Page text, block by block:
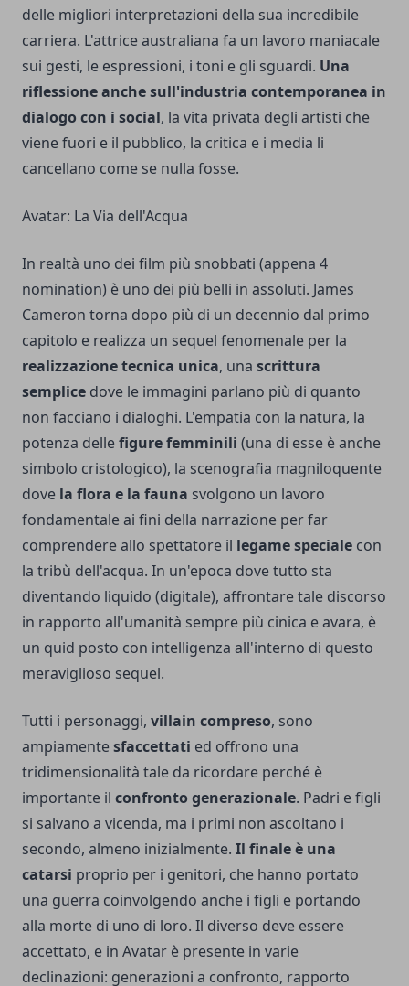
delle migliori interpretazioni della sua incredibile
carriera. L'attrice australiana fa un lavoro maniacale
sui gesti, le espressioni, i toni e gli sguardi. Una
riflessione anche sull'industria contemporanea in
dialogo con i social, la vita privata degli artisti che
viene fuori e il pubblico, la critica e i media li
cancellano come se nulla fosse.
Avatar: La Via dell'Acqua
In realtà uno dei film più snobbati (appena 4
nomination) è uno dei più belli in assoluti. James
Cameron torna dopo più di un decennio dal primo
capitolo e realizza un sequel fenomenale per la
realizzazione tecnica unica, una scrittura
semplice dove le immagini parlano più di quanto
non facciano i dialoghi. L'empatia con la natura, la
potenza dellefigure femminili (una di esse è anche
simbolo cristologico), la scenografia magniloquente
dove la flora e la fauna svolgono un lavoro
fondamentale ai fini della narrazione per far
comprendere allo spettatore il legame speciale con
la tribù dell'acqua. In un'epoca dove tutto sta
diventando liquido (digitale), affrontare tale discorso
in rapporto all'umanità sempre più cinica e avara, è
un quid posto con intelligenza all'interno di questo
meraviglioso sequel.
Tutti i personaggi, villain compreso, sono
ampiamentesfaccettati ed offrono una
tridimensionalità tale da ricordare perché è
importante il confronto generazionale. Padri e figli
si salvano a vicenda, ma i primi non ascoltano i
secondo, almeno inizialmente. Il finale è una
catarsi proprio per i genitori, che hanno portato
una guerra coinvolgendo anche i figli e portando
alla morte di uno di loro. Il diverso deve essere
accettato, e in Avatar è presente in varie
declinazioni: generazioni a confronto, rapporto